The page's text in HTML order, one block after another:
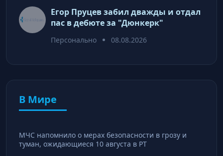
Егор Пруцев забил дважды и отдал
пас в дебюте за "Дюнкерк"
Персонально 08.08.2026
В Мире
МЧС напомнило о мерах безопасности в грозу и
туман, ожидающиеся 10 августа в РТ